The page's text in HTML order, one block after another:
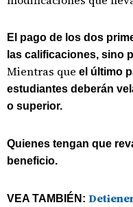
El pago de los dos
las calificaciones, sino
Mientras que el último
estudiantes deberán
o superior.
Quienes tengan que
beneficio.
VEA TAMBIÉN: